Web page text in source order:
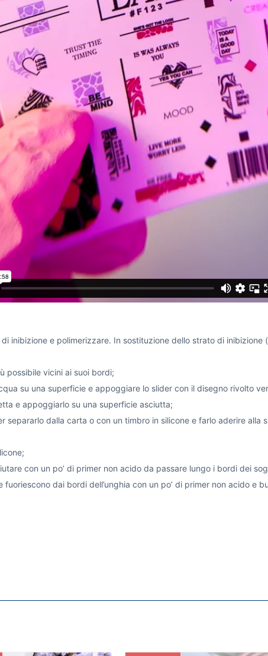
inibizione e polimerizzare. In sostituzione dello strato di
possibile vicini ai suoi bordi;
su una superficie e appoggiare lo slider con il disegno rivolto
e appoggiarlo su una superficie asciutta;
dalla carta o con un timbro in silicone e farlo aderire alla
con un po’ di primer non acido da passare lungo i bordi dei
dai bordi dell’unghia con un po’ di primer non acido e